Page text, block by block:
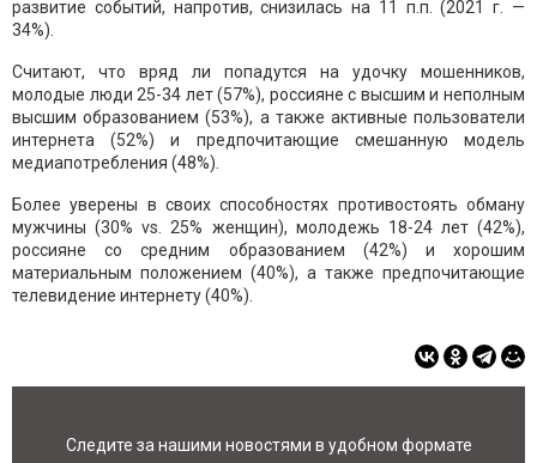
развитие событий, напротив, снизилась на 11 п.п. (2021 г. —
34%).
Считают, что вряд ли попадутся на удочку мошенников,
молодые люди 25-34 лет (57%), россияне с высшим и неполным
высшим образованием (53%), а также активные пользователи
интернета (52%) и предпочитающие смешанную модель
медиапотребления (48%).
Более уверены в своих способностях противостоять обману
мужчины (30% vs. 25% женщин), молодежь 18-24 лет (42%),
россияне со средним образованием (42%) и хорошим
материальным положением (40%), а также предпочитающие
телевидение интернету (40%).
Следите за нашими новостями в удобном формате